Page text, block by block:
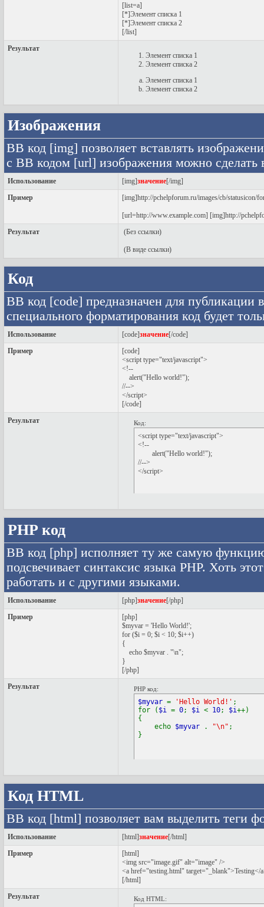
[list=a]
[*]Элемент списка 1
[*]Элемент списка 2
[/list]
Результат
Элемент списка 1
Элемент списка 2
Элемент списка 1
Элемент списка 2
Изображения
BB код [img] позволяет вставлять
с BB кодом [url] изображения можно сделать
Использование [img]значение[/img]
Пример
[img]http://pchelpforum.ru/images/cb/statusicon/
[url=http://www.example.com] [img]http://
Результат
(Без ссылки)
(В виде ссылки)
Код
BB код [code] предназначен для
специального форматирования код будет
Использование [code]значение[/code]
Пример
[code]
<script type="text/javascript">
<!--
alert("Hello world!");
//-->
</script>
[/code]
Результат
Код:
<script type="text/javascript">
<!--
//-->
</script>
PHP код
BB код [php] исполняет ту же самую
подсвечивает синтаксис языка PHP. Хоть
работать и с другими языками.
Использование [php]значение[/php]
Пример
[php]
$myvar = 'Hello World!';
for ($i = 0; $i < 10; $i++)
{
echo $myvar . "\n";
}
[/php]
Результат
PHP код:
$myvar = 'Hello World!' ;
for ( $i = 0; $i < 10; $i++)
{
echo $myvar . "\n" ;
}
Код HTML
BB код [html] позволяет вам выделить теги
Использование [html]значение[/html]
Пример
[html]
<img src="image.gif" alt="image" />
<a href="testing.html" target="_blank">Testing</
[/html]
Результат
Код HTML: